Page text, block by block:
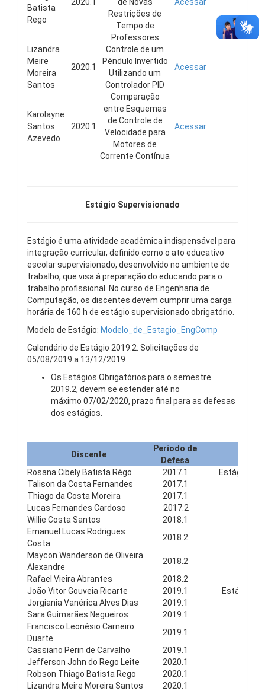
Batista
Rego
Restrições de
Tempo de
Professores
Lizandra
Meire
Moreira
Santos
2020.1
Controle de um
Pêndulo Invertido
Utilizando um
Controlador PID
Acessar
Karolayne
Santos
Azevedo
2020.1
Comparação
entre Esquemas
de Controle de
Velocidade para
Motores de
Corrente Contínua
Acessar
Estágio Supervisionado
Estágio é uma atividade acadêmica indispensável para
integração curricular, definido como o ato educativo
escolar supervisionado, desenvolvido no ambiente de
trabalho, que visa à preparação do educando para o
trabalho profissional. No curso de Engenharia de
Computação, os discentes devem cumprir uma carga
horária de 160 h de estágio supervisionado obrigatório.
Modelo de Estágio: Modelo_de_Estagio_EngComp
Calendário de Estágio 2019.2: Solicitações de
05/08/2019 a 13/12/2019
Os Estágios Obrigatórios para o semestre
2019.2, devem se estender até no
máximo 07/02/2020, prazo final para as defesas
dos estágios.
Discente
Período de
Defesa
Rosana Cibely Batista Rêgo
2017.1
Estágio
Talison da Costa Fernandes
2017.1
Thiago da Costa Moreira
2017.1
Lucas Fernandes Cardoso
2017.2
Willie Costa Santos
2018.1
Emanuel Lucas Rodrigues
Costa
2018.2
Maycon Wanderson de Oliveira
Alexandre
2018.2
Rafael Vieira Abrantes
2018.2
João Vitor Gouveia Ricarte
2019.1
Estágio
Jorgiania Vanérica Alves Dias
2019.1
Sara Guimarães Negueiros
2019.1
Francisco Leonésio Carneiro
Duarte
2019.1
Cassiano Perin de Carvalho
2019.1
Jefferson John do Rego Leite
2020.1
Robson Thiago Batista Rego
2020.1
Lizandra Meire Moreira Santos
2020.1